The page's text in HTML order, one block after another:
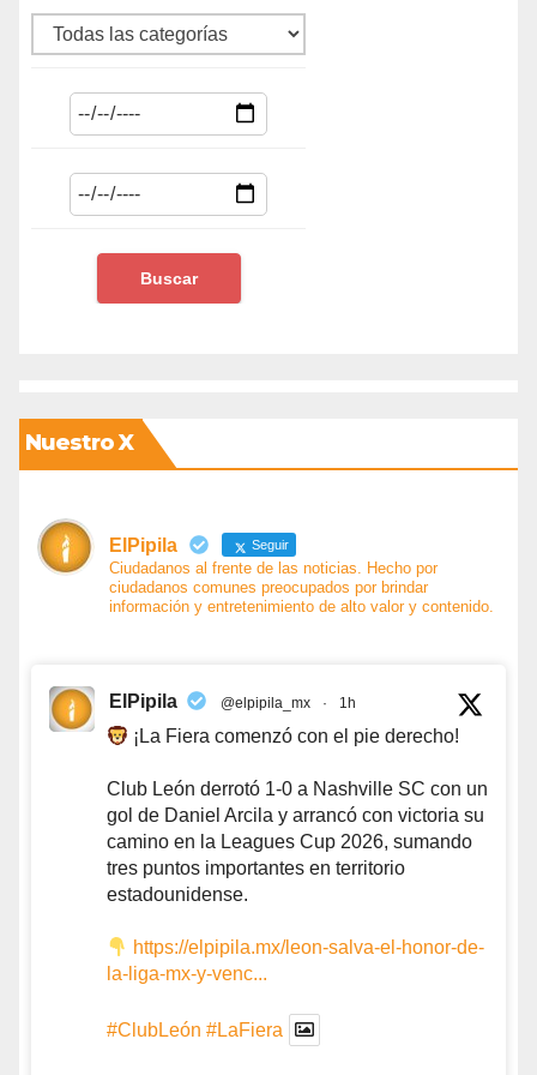
Nuestro X
ElPipila Seguir
Ciudadanos al frente de las noticias. Hecho por
ciudadanos comunes preocupados por brindar
información y entretenimiento de alto valor y contenido.
ElPipila @elpipila_mx · 1h
¡La Fiera comenzó con el pie derecho!
Club León derrotó 1-0 a Nashville SC con un
gol de Daniel Arcila y arrancó con victoria su
camino en la Leagues Cup 2026, sumando
tres puntos importantes en territorio
estadounidense.
https://elpipila.mx/leon-salva-el-honor-de-
la-liga-mx-y-venc...
#ClubLeón #LaFiera